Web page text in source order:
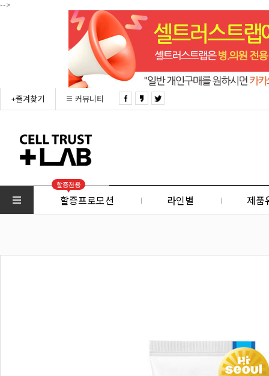
-->
+즐겨찾기 커뮤니티
할증전용
할증프로모션 라인별 제품